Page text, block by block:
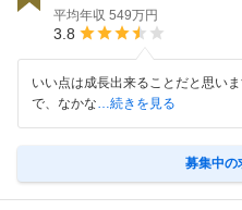
平均年収 549万円
3.8
いい点は成長出来ることだと思い
で、なかな…続きを見る
募集中の